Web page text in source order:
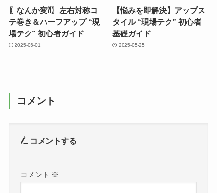
〖なんか変⁈〗左右対称コ
テ巻き＆ハーフアップ “現
場テク” 初心者ガイド
2025-06-01
【悩みを即解決】アップス
タイル “現場テク” 初心者
基礎ガイド
2025-05-25
コメント
コメントする
コメント ※